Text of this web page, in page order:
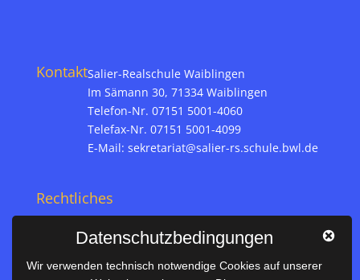
KontaktSalier-Realschule Waiblingen
Im Sämann 30, 71334 Waiblingen
Telefon-Nr. 07151 5001-4060
Telefax-Nr. 07151 5001-4099
E-Mail: sekretariat@salier-rs.schule.bwl.de
Rechtliches
Datenschutz
Datenschutzbedingungen
Wir verwenden technisch notwendige Cookies auf unserer